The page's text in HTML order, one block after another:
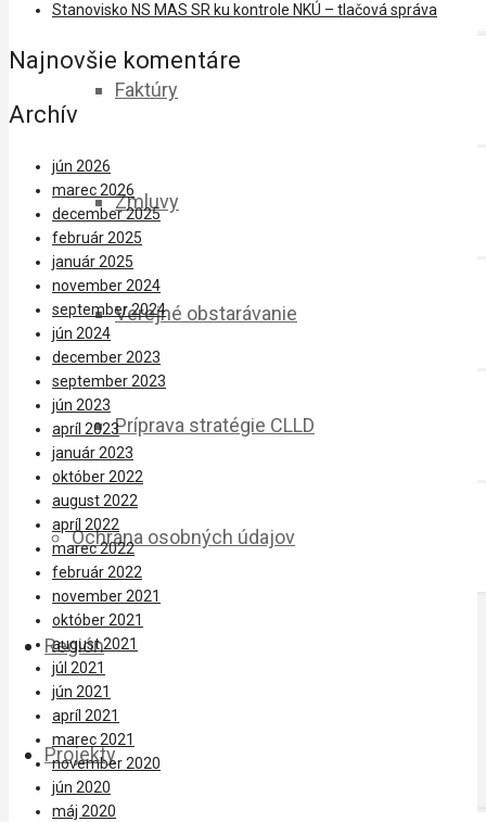
Faktúry
Zmluvy
Verejné obstarávanie
Príprava stratégie CLLD
Ochrana osobných údajov
Región
Projekty
Stanovisko NS MAS SR ku kontrole NKÚ – tlačová správa
Najnovšie komentáre
Archív
jún 2026
marec 2026
december 2025
február 2025
január 2025
november 2024
september 2024
jún 2024
december 2023
september 2023
jún 2023
apríl 2023
január 2023
október 2022
august 2022
apríl 2022
marec 2022
február 2022
november 2021
október 2021
august 2021
júl 2021
jún 2021
apríl 2021
marec 2021
november 2020
jún 2020
máj 2020